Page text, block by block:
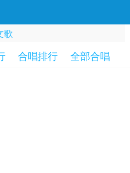
歌
合唱排行 全部合唱